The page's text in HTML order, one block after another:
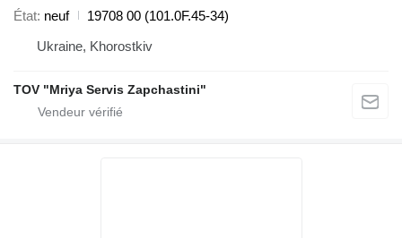
État neuf
19708 00 (101.0F.45-34)
Ukraine, Khorostkiv
TOV "Mriya Servis Zapchastini"